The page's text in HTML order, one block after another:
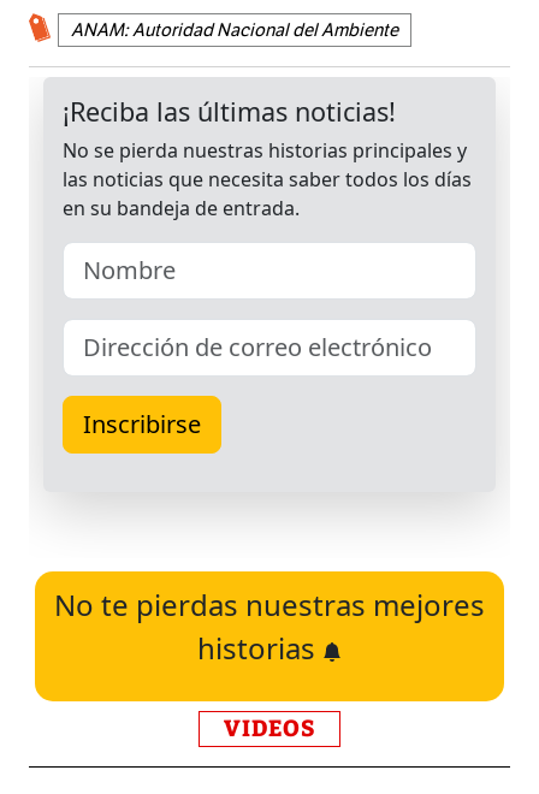
ANAM: Autoridad Nacional del Ambiente
No te pierdas nuestras mejores
historias
VIDEOS